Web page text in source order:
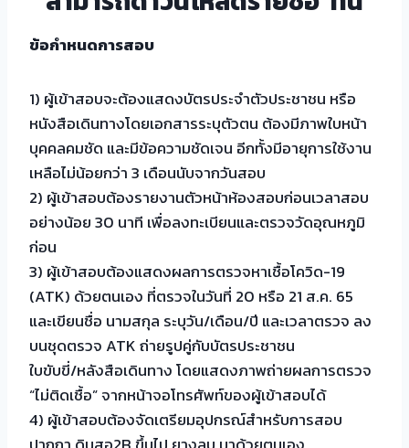
ข้อกำหนดการสอบ
1) ผู้เข้าสอบจะต้องแสดงบัตรประจำตัวประชาชน หรือ
หนังสือเดินทางโดยเอกสารระบุตัวตน ต้องมีภาพใบหน้า
บุคคลคมชัด และมีข้อความชัดเจน อีกทั้งมีอายุการใช้งาน
เหลือไม่น้อยกว่า 3 เดือนนับจากวันสอบ
2) ผู้เข้าสอบต้องรายงานตัวหน้าห้องสอบก่อนเวลาสอบ
อย่างน้อย 30 นาที เพื่อลงทะเบียนและตรวจวัดอุณหภูมิ
ก่อน
3) ผู้เข้าสอบต้องแสดงผลการตรวจหาเชื้อโควิด-19
(ATK) ด้วยตนเอง ที่ตรวจในวันที่ 20 หรือ 21 ส.ค. 65
และเขียนชื่อ นามสกุล ระบุวัน/เดือน/ปี และเวลาตรวจ ลง
บนชุดตรวจ ATK ถ่ายรูปคู่กับบัตรประชาชน
ใบขับขี่/หลังสือเดินทาง โดยแสดงภาพถ่ายผลการตรวจ
“ไม่ติดเชื้อ” จากหน้าจอโทรศัพท์ของผู้เข้าสอบได้
4) ผู้เข้าสอบต้องจัดเตรียมอุปกรณ์สำหรับการสอบ